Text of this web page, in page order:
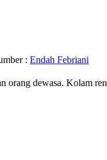
: Endah Febriani
orang dewasa. Kolam